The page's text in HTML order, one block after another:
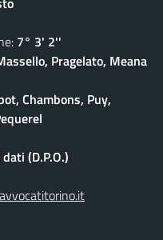
7° 3' 2''
Pragelato, Meana
Chambons, Puy,
(D.P.O.)